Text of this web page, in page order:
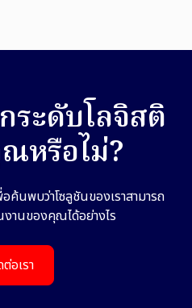
ะดับโลจิสติ
หรือไม่?
ค้นพบว่าโซลูชันของเราสามารถ
านของคุณได้อย่างไร
อเรา